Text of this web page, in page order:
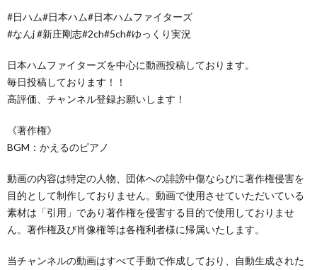
#日ハム#日本ハム#日本ハムファイターズ
#なんj #新庄剛志#2ch#5ch#ゆっくり実況
日本ハムファイターズを中心に動画投稿しております。
毎日投稿しております！！
高評価、チャンネル登録お願いします！
《著作権》
BGM：かえるのピアノ
動画の内容は特定の人物、団体への誹謗中傷ならびに著作権侵害を
目的として制作しておりません。動画で使用させていただいている
素材は「引用」であり著作権を侵害する目的で使用しておりませ
ん。著作権及び肖像権等は各権利者様に帰属いたします。
当チャンネルの動画はすべて手動で作成しており、自動生成された